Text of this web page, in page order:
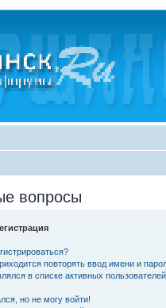
вопросы
повторять ввод имени и
в списке активных
но не могу войти!